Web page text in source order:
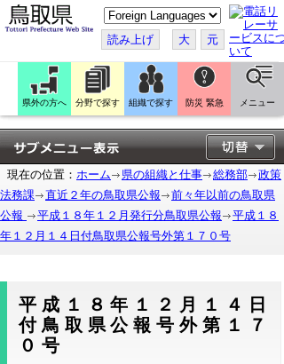
こ
の
ペ
ー
ジ
翻
訳
す
る
読み上げ 大 元
県外の方へ 分野で探す 組織で探す 防災 緊急 メニュー
現在の位置： ホーム 県の組織と仕事 総務部
政策
法務課
直近２年の鳥取県公報
前々年以前の鳥取県
公報
平成１８年１２月発行分鳥取県公報
平成１８
年１２月１４日付鳥取県公報号外第１７０号
平成１８年１２月１４日
付鳥取県公報号外第１７
０号